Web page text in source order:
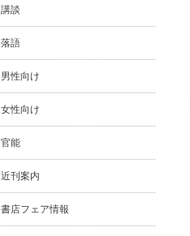
講談
落語
男性向け
女性向け
官能
近刊案内
書店フェア情報